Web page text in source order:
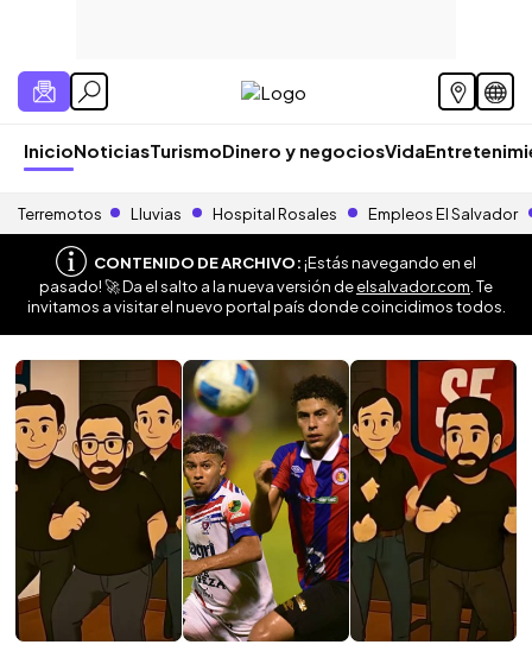
InicioNoticiasTurismoDinero y negociosVida
Terremotos Lluvias Hospital Rosales Empleos El Salvador
CONTENIDO DE ARCHIVO:¡Estás navegando en el
pasado! 🚀 Da el salto a la nueva versión deelsalvador.com . Te
invitamos a visitar el nuevo portal país donde coincidimos todos.